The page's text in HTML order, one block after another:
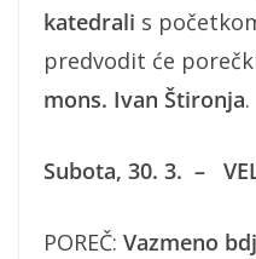
katedrali s
predvodit će
mons. Ivan Štironja.
Subota, 30. 3. –
POREČ: Vazmeno